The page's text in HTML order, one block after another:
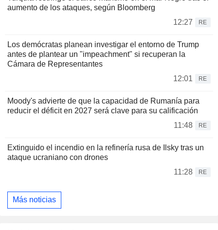
aumento de los ataques, según Bloomberg
12:27
RE
Los demócratas planean investigar el entorno de Trump
antes de plantear un "impeachment" si recuperan la
Cámara de Representantes
12:01
RE
Moody's advierte de que la capacidad de Rumanía para
reducir el déficit en 2027 será clave para su calificación
11:48
RE
Extinguido el incendio en la refinería rusa de Ilsky tras un
ataque ucraniano con drones
11:28
RE
Más noticias